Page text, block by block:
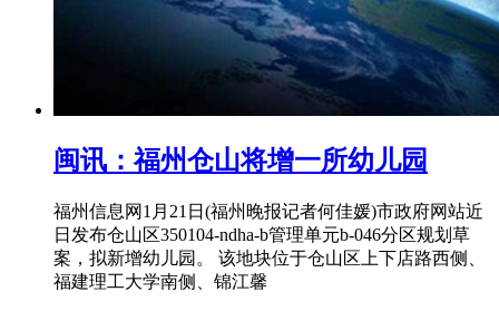
闽讯：福州仓山将增一所幼儿园
福州信息网1月21日(福州晚报记者何佳媛)市政府网站近
日发布仓山区350104-ndha-b管理单元b-046分区规划草
案，拟新增幼儿园。 该地块位于仓山区上下店路西侧、
福建理工大学南侧、锦江馨